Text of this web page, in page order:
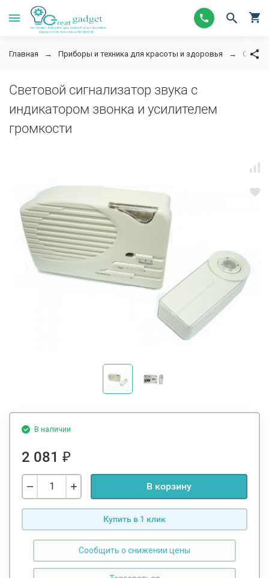
Главная Приборы и техника для красоты и здоровья
Световой сигнализатор звука с
индикатором звонка и усилителем
громкости
В наличии
2 081 ₽
В корзину
Купить в 1 клик
Сообщить о снижении цены